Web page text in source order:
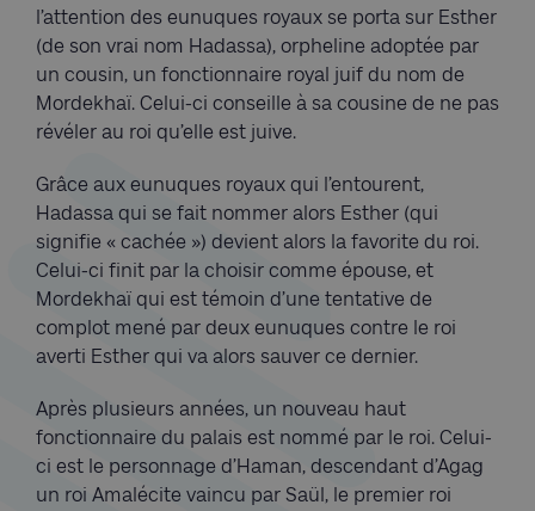
l’attention des eunuques royaux se porta sur Esther
(de son vrai nom Hadassa), orpheline adoptée par
un cousin, un fonctionnaire royal juif du nom de
Mordekhaï. Celui-ci conseille à sa cousine de ne pas
révéler au roi qu’elle est juive.
Grâce aux eunuques royaux qui l’entourent,
Hadassa qui se fait nommer alors Esther (qui
signifie « cachée ») devient alors la favorite du roi.
Celui-ci finit par la choisir comme épouse, et
Mordekhaï qui est témoin d’une tentative de
complot mené par deux eunuques contre le roi
averti Esther qui va alors sauver ce dernier.
Après plusieurs années, un nouveau haut
fonctionnaire du palais est nommé par le roi. Celui-
ci est le personnage d’Haman, descendant d’Agag
un roi Amalécite vaincu par Saül, le premier roi